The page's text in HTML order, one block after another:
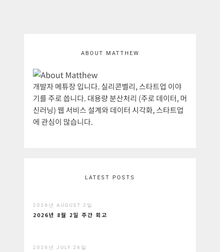
ABOUT MATTHEW
개발자 메튜장 입니다. 실리콘벨리, 스타트업 이야
기를 주로 씁니다. 대용량 분산처리 (주로 데이터, 머
신러닝) 웹 서비스 설계와 데이터 시각화, 스타트업
에 관심이 많습니다.
LATEST POSTS
2026년 AUGUST 2일
2026년 8월 2일 주간 회고
2026년 JULY 26일